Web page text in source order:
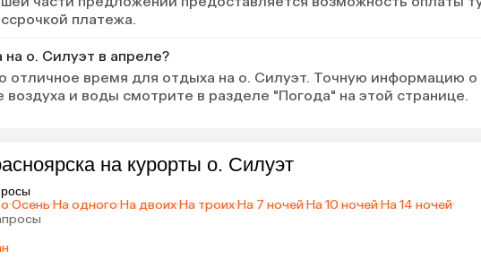
платежа.
на о. Силуэт в апреле?
отличное время для отдыха на о. Силуэт. Точную информацию о
воздуха и воды смотрите в разделе "Погода" на этой странице.
на курорты о. Силуэт
·Осень·На одного·На двоих·На троих·На 7 ночей·На 10 ночей·На 14 ночей·